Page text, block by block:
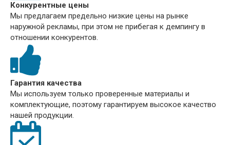
Конкурентные цены
Мы предлагаем предельно низкие цены на рынке
наружной рекламы, при этом не прибегая к демпингу в
отношении конкурентов.
Гарантия качества
Мы используем только проверенные материалы и
комплектующие, поэтому гарантируем высокое качество
нашей продукции.